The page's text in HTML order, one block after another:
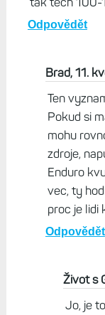
Odpovědět
Brad, 11.
Ten
Pokud si
mohu
zdroje,
Enduro
vec, ty
proc je lidi
Odpovědět
Život s
Jo, je